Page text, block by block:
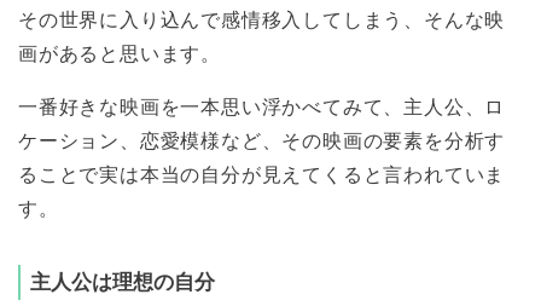
その世界に入り込んで感情移入してしまう、そんな映
画があると思います。
一番好きな映画を一本思い浮かべてみて、主人公、ロ
ケーション、恋愛模様など、その映画の要素を分析す
ることで実は本当の自分が見えてくると言われていま
す。
主人公は理想の自分